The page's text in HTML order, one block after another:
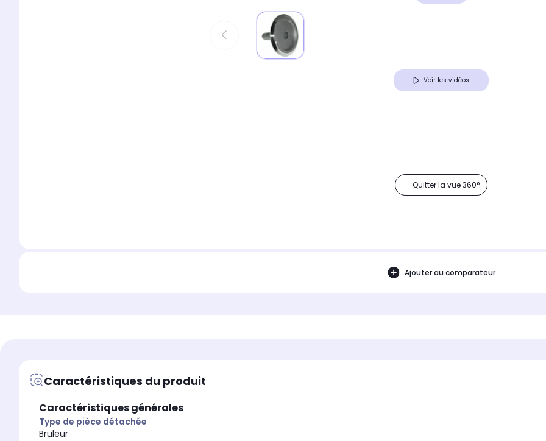
Voir les vidéos
Quitter la vue 360°
Ajouter au comparateur
Caractéristiques du produit
Caractéristiques générales
Type de pièce détachée
Bruleur